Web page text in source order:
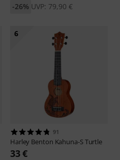
UVP: 79,90 €
-26%
6
91
Harley Benton Kahuna-S Turtle
33 €